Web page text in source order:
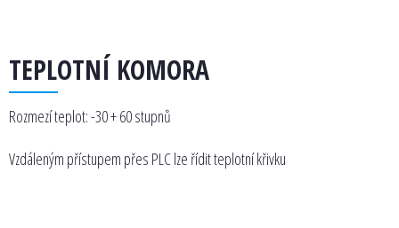
TEPLOTNÍ KOMORA
Rozmezí teplot: -30 + 60 stupnů
Vzdáleným přístupem přes PLC lze řídit teplotní křivku